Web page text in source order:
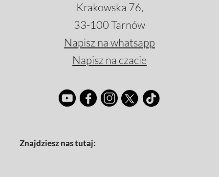
Krakowska 76,
33-100 Tarnów
Napisz na whatsapp
Napisz na czacie
Znajdziesz nas tutaj: